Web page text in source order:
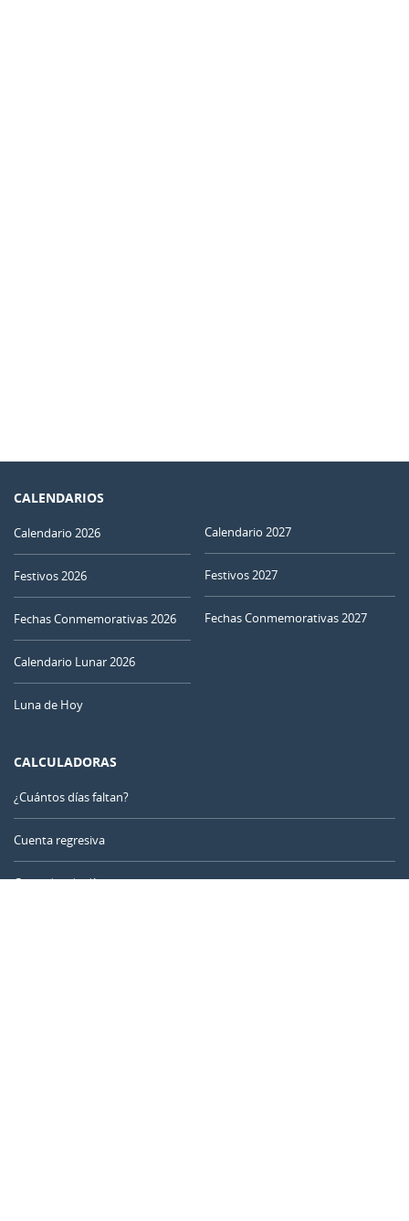
CALENDARIOS
Calendario 2026
Festivos 2026
Fechas Conmemorativas 2026
Calendario Lunar 2026
Luna de Hoy
Calendario 2027
Festivos 2027
Fechas Conmemorativas 2027
CALCULADORAS
¿Cuántos días faltan?
Cuenta regresiva
Contador de días